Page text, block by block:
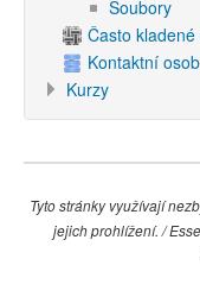
Soubory
Často
Kontaktní
Kurzy
Tyto stránky využívají
jejich prohlížení. /